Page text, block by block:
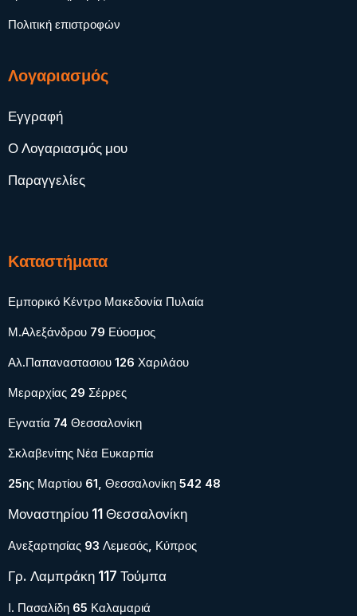
Πολιτική επιστροφών
Λογαριασμός
Εγγραφή
Ο Λογαριασμός μου
Παραγγελίες
Καταστήματα
Εμπορικό Κέντρο Μακεδονία Πυλαία
Μ.Αλεξάνδρου 79 Εύοσμος
Αλ.Παπαναστασιου 126 Χαριλάου
Μεραρχίας 29 Σέρρες
Εγνατία 74 Θεσσαλονίκη
Σκλαβενίτης Νέα Ευκαρπία
25ης Μαρτίου 61, Θεσσαλονίκη 542 48
Μοναστηρίου 11 Θεσσαλονίκη
Ανεξαρτησίας 93 Λεμεσός, Κύπρος
Γρ. Λαμπράκη 117 Τούμπα
Ι. Πασαλίδη 65 Καλαμαριά